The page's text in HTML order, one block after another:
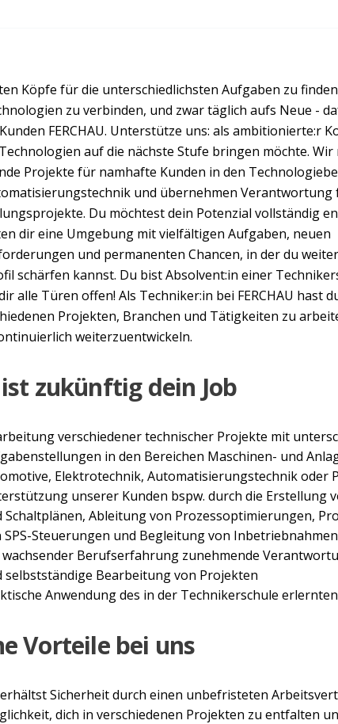
Köpfe für die unterschiedlichsten Aufgaben zu
zu verbinden, und zwar täglich aufs Neue -
FERCHAU. Unterstütze uns: als ambitionierte:r
auf die nächste Stufe bringen möchte. Wir
Projekte für namhafte Kunden in den
und übernehmen Verantwortung
Du möchtest dein Potenzial vollständig
dir eine Umgebung mit vielfältigen Aufgaben, neuen
und permanenten Chancen, in der du
schärfen kannst. Du bist Absolvent:in einer
alle Türen offen! Als Techniker:in bei FERCHAU hast
Projekten, Branchen und Tätigkeiten zu
weiterzuentwickeln.
ist zukünftig dein Job
verschiedener technischer Projekte mit
in den Bereichen Maschinen- und
Elektrotechnik, Automatisierungstechnik oder
unserer Kunden bspw. durch die Erstellung
Schaltplänen, Ableitung von Prozessoptimierungen,
SPS-Steuerungen und Begleitung von Inbetriebnahmen
Berufserfahrung zunehmende
selbstständige Bearbeitung von Projekten
Anwendung des in der Technikerschule
Vorteile bei uns
Sicherheit durch einen unbefristeten
dich in verschiedenen Projekten zu entfalten